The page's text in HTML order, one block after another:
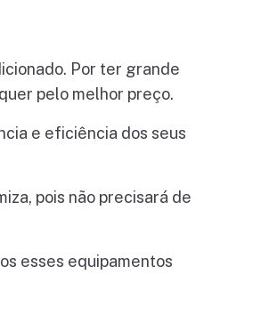
Por ter grande
pelo melhor preço.
e eficiência dos seus
pois não precisará de
esses equipamentos